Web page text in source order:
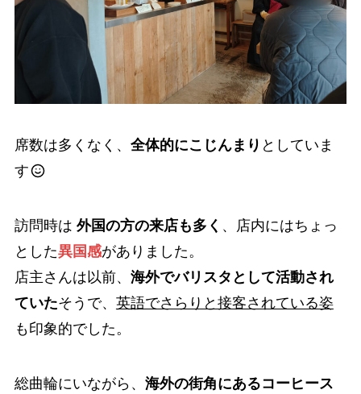
席数は多くなく、 全体的にこじんまり としていま
す
訪問時は 外国の方の来店も多く 、店内にはちょっ
とした異国感がありました。
店主さんは以前、 海外でバリスタとして活動され
ていたそうで、 英語でさらりと接客されている姿
も印象的でした。
総曲輪にいながら、 海外の街角にあるコーヒース